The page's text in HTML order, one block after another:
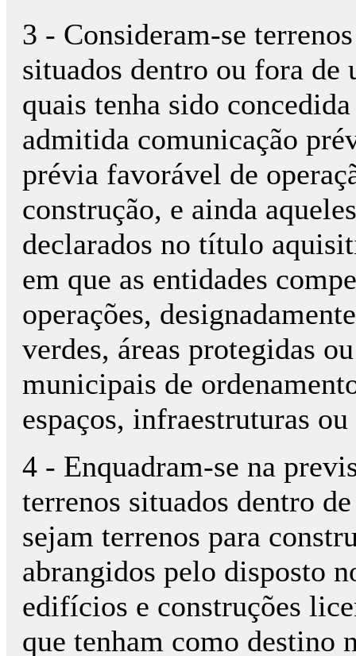
3 - Consideram-se
situados dentro ou fora de
quais tenha sido
admitida comunicação
prévia favorável de
construção, e ainda
declarados no título
em que as entidades
operações,
verdes, áreas protegidas
municipais de
espaços, infraestruturas
4 - Enquadram-se na
terrenos situados dentro
sejam terrenos para
abrangidos pelo disposto
edifícios e construções
que tenham como destino